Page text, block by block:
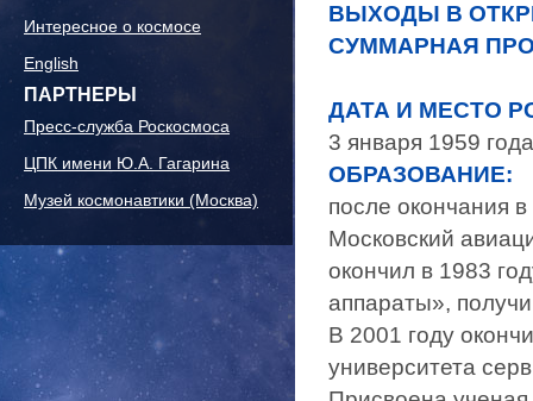
Интересное о космосе
English
ПАРТНЕРЫ
Пресс-служба Роскосмоса
ЦПК имени Ю.А. Гагарина
Музей космонавтики (Москва)
ВЫХОДЫ В
СУММАРНАЯ
ДАТА И МЕСТО
3 января 1959
ОБРАЗОВАНИЕ:
после окончания
Московский
окончил в 1983
аппараты»,
В 2001 году
университета